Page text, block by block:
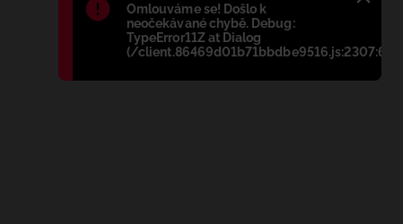
Błąd:
Omlouváme se! Došlo k
neočekávané chybě. Debug:
TypeError11Z at Dialog
(/